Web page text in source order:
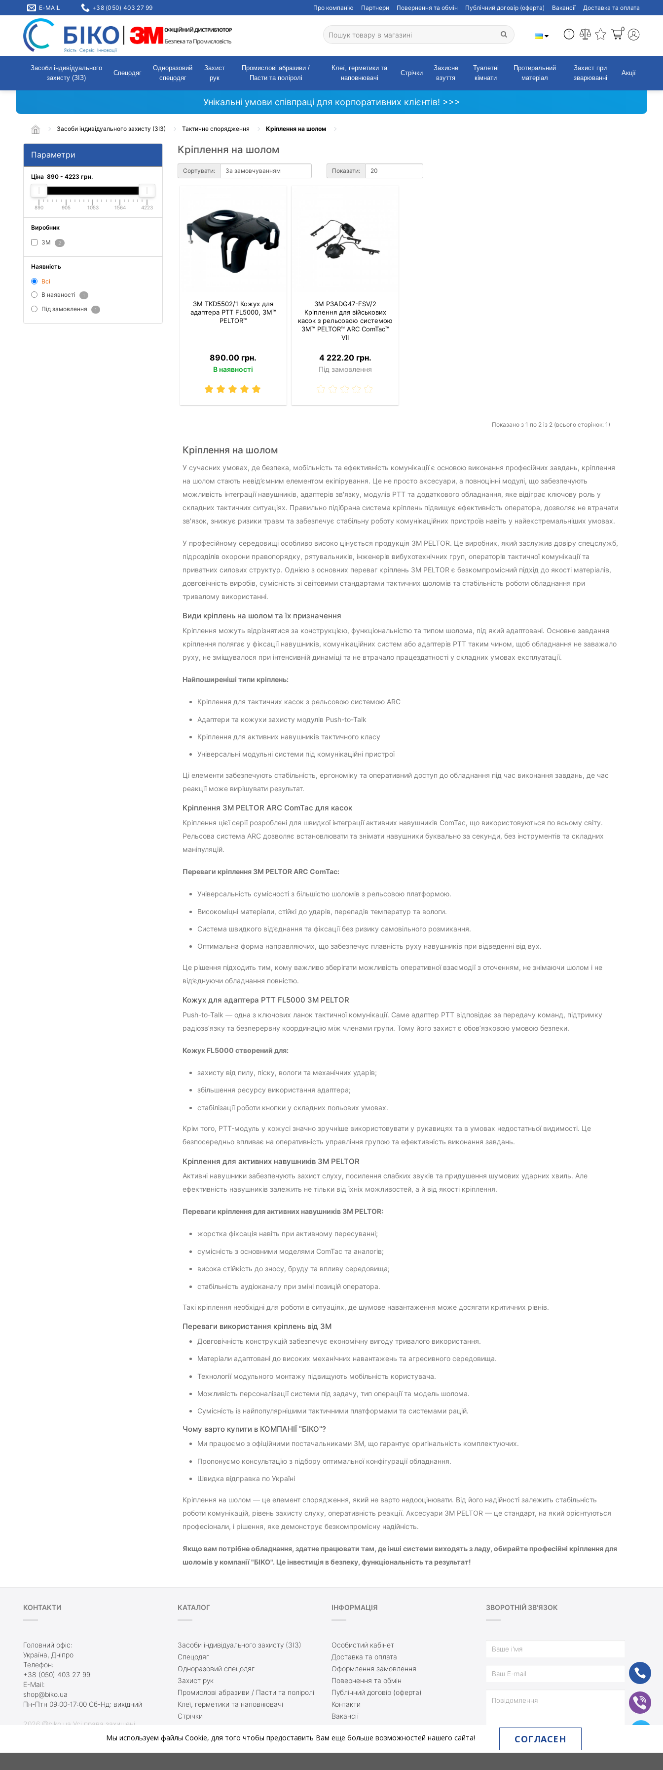
E-MAIL +38 (050) 403 27 99 Про компанію Партнери Повернення та обмін Публічний договір (оферта) Вакансії Доставка та оплата
0
Засоби індивідуального
захисту (ЗІЗ)
Спецодяг
Одноразовий
спецодяг
Захист
рук
Промислові абразиви /
Пасти та поліролі
Клеї, герметики та
наповнювачі
Стрічки
Захисне
взуття
Туалетні
кімнати
Протиральний
матеріал
Захист при
зварюванні
Акції
Унікальні умови співпраці для корпоративних клієнтів! >>>
Засоби індивідуального захисту (ЗІЗ) Тактичне спорядження Кріплення на шолом
Параметри
Ціна 890 - 4223 грн.
890 905 1053 1564 4223
Виробник
3M 2
Наявність
Всі
В наявності
1
Під замовлення 1
Кріплення на шолом
Сортувати: Показати:
3M TKD5502/1 Кожух для
адаптера PTT FL5000, 3M™
PELTOR™
890.00 грн.
В наявності
3M P3ADG47-FSV/2
Кріплення для військових
касок з рельсовою системою
3M™ PELTOR™ ARC ComTac™
VIІ
4 222.20 грн.
Під замовлення
Показано з 1 по 2 із 2 (всього сторінок: 1)
Кріплення на шолом
У сучасних умовах, де безпека, мобільність та ефективність комунікації є основою виконання професійних завдань, кріплення
на шолом стають невід’ємним елементом екіпірування. Це не просто аксесуари, а повноцінні модулі, що забезпечують
можливість інтеграції навушників, адаптерів зв'язку, модулів PTT та додаткового обладнання, яке відіграє ключову роль у
складних тактичних ситуаціях. Правильно підібрана система кріплень підвищує ефективність оператора, дозволяє не втрачати
зв'язок, знижує ризики травм та забезпечує стабільну роботу комунікаційних пристроїв навіть у найекстремальніших умовах.
У професійному середовищі особливо високо цінується продукція 3M PELTOR. Це виробник, який заслужив довіру спецслужб,
підрозділів охорони правопорядку, рятувальників, інженерів вибухотехнічних груп, операторів тактичної комунікації та
приватних силових структур. Однією з основних переваг кріплень 3M PELTOR є безкомпромісний підхід до якості матеріалів,
довговічність виробів, сумісність зі світовими стандартами тактичних шоломів та стабільність роботи обладнання при
тривалому використанні.
Види кріплень на шолом та їх призначення
Кріплення можуть відрізнятися за конструкцією, функціональністю та типом шолома, під який адаптовані. Основне завдання
кріплення полягає у фіксації навушників, комунікаційних систем або адаптерів PTT таким чином, щоб обладнання не заважало
руху, не зміщувалося при інтенсивній динаміці та не втрачало працездатності у складних умовах експлуатації.
Найпоширеніші типи кріплень:
Кріплення для тактичних касок з рельсовою системою ARC
Адаптери та кожухи захисту модулів Push-to-Talk
Кріплення для активних навушників тактичного класу
Універсальні модульні системи під комунікаційні пристрої
Ці елементи забезпечують стабільність, ергономіку та оперативний доступ до обладнання під час виконання завдань, де час
реакції може вирішувати результат.
Кріплення 3M PELTOR ARC ComTac для касок
Кріплення цієї серії розроблені для швидкої інтеграції активних навушників ComTac, що використовуються по всьому світу.
Рельсова система ARC дозволяє встановлювати та знімати навушники буквально за секунди, без інструментів та складних
маніпуляцій.
Переваги кріплення 3M PELTOR ARC ComTac:
Універсальність сумісності з більшістю шоломів з рельсовою платформою.
Високоміцні матеріали, стійкі до ударів, перепадів температур та вологи.
Система швидкого від’єднання та фіксації без ризику самовільного розмикання.
Оптимальна форма направляючих, що забезпечує плавність руху навушників при відведенні від вух.
Це рішення підходить тим, кому важливо зберігати можливість оперативної взаємодії з оточенням, не знімаючи шолом і не
від’єднуючи обладнання повністю.
Кожух для адаптера PTT FL5000 3M PELTOR
Push-to-Talk — одна з ключових ланок тактичної комунікації. Саме адаптер PTT відповідає за передачу команд, підтримку
радіозв’язку та безперервну координацію між членами групи. Тому його захист є обов’язковою умовою безпеки.
Кожух FL5000 створений для:
захисту від пилу, піску, вологи та механічних ударів;
збільшення ресурсу використання адаптера;
стабілізації роботи кнопки у складних польових умовах.
Крім того, PTT-модуль у кожусі значно зручніше використовувати у рукавицях та в умовах недостатньої видимості. Це
безпосередньо впливає на оперативність управління групою та ефективність виконання завдань.
Кріплення для активних навушників 3M PELTOR
Активні навушники забезпечують захист слуху, посилення слабких звуків та придушення шумових ударних хвиль. Але
ефективність навушників залежить не тільки від їхніх можливостей, а й від якості кріплення.
Переваги кріплення для активних навушників 3M PELTOR:
жорстка фіксація навіть при активному пересуванні;
сумісність з основними моделями ComTac та аналогів;
висока стійкість до зносу, бруду та впливу середовища;
стабільність аудіоканалу при зміні позицій оператора.
Такі кріплення необхідні для роботи в ситуаціях, де шумове навантаження може досягати критичних рівнів.
Переваги використання кріплень від 3M
Довговічність конструкцій забезпечує економічну вигоду тривалого використання.
Матеріали адаптовані до високих механічних навантажень та агресивного середовища.
Технології модульного монтажу підвищують мобільність користувача.
Можливість персоналізації системи під задачу, тип операції та модель шолома.
Сумісність із найпопулярнішими тактичними платформами та системами рацій.
Чому варто купити в КОМПАНІЇ "БІКО"?
Ми працюємо з офіційними постачальниками 3M, що гарантує оригінальність комплектуючих.
Пропонуємо консультацію з підбору оптимальної конфігурації обладнання.
Швидка відправка по Україні
Кріплення на шолом — це елемент спорядження, який не варто недооцінювати. Від його надійності залежить стабільність
роботи комунікацій, рівень захисту слуху, оперативність реакції. Аксесуари 3M PELTOR — це стандарт, на який орієнтуються
професіонали, і рішення, яке демонструє безкомпромісну надійність.
Якщо вам потрібне обладнання, здатне працювати там, де інші системи виходять з ладу, обирайте професійні кріплення для
шоломів у компанії "БІКО". Це інвестиція в безпеку, функціональність та результат!
КОНТАКТИ
Головний офіс:
Україна, Дніпро
Телефон:
+38 (050) 403 27 99
E-Mail:
shop@biko.ua
Пн-Птн 09:00-17:00 Сб-Нд: вихідний
2026 @biko.ua Усі права захищені
КАТАЛОГ
Засоби індивідуального захисту (ЗІЗ)
Спецодяг
Одноразовий спецодяг
Захист рук
Промислові абразиви / Пасти та поліролі
Клеї, герметики та наповнювачі
Стрічки
Туалетні кімнати
Протиральний матеріал
ІНФОРМАЦІЯ
Особистий кабінет
Доставка та оплата
Оформлення замовлення
Повернення та обмін
Публічний договір (оферта)
Контакти
Вакансії
Блог
Мапа сайту
ЗВОРОТНІЙ ЗВ'ЯЗОК
ph
vb
tg
Мы используем файлы Cookie, для того чтобы предоставить Вам еще больше возможностей нашего сайта! СОГЛАСЕН